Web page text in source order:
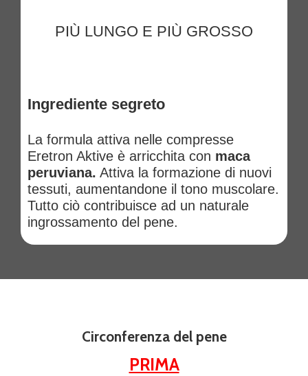
PIÙ LUNGO E PIÙ GROSSO
Ingrediente segreto
La formula attiva nelle compresse
Eretron Aktive è arricchita con maca
peruviana. Attiva la formazione di nuovi
tessuti, aumentandone il tono muscolare.
Tutto ciò contribuisce ad un naturale
ingrossamento del pene.
Circonferenza del pene
PRIMA